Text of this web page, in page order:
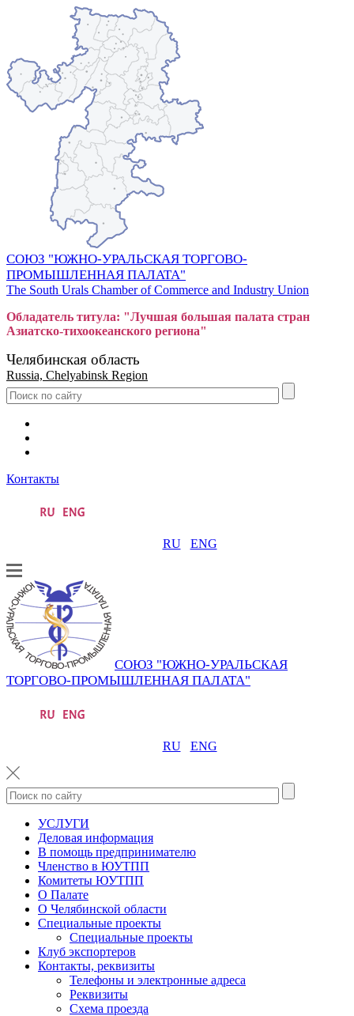
СОЮЗ "ЮЖНО-УРАЛЬСКАЯ ТОРГОВО-
ПРОМЫШЛЕННАЯ ПАЛАТА"
The South Urals Chamber of Commerce and Industry Union
Обладатель титула: "Лучшая большая палата стран
Азиатско-тихоокеанского региона"
Челябинская область
Russia, Chelyabinsk Region
Контакты
RU ENG
СОЮЗ "ЮЖНО-УРАЛЬСКАЯ
ТОРГОВО-ПРОМЫШЛЕННАЯ ПАЛАТА"
RU ENG
УСЛУГИ
Деловая информация
В помощь предпринимателю
Членство в ЮУТПП
Комитеты ЮУТПП
О Палате
О Челябинской области
Специальные проекты
Специальные проекты
Клуб экспортеров
Контакты, реквизиты
Телефоны и электронные адреса
Реквизиты
Схема проезда